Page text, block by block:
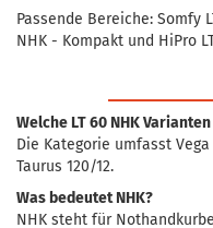
Passende Bereiche: Somfy
NHK - Kompakt und HiPro
Welche LT 60 NHK
Die Kategorie umfasst
Taurus 120/12.
Was bedeutet NHK?
NHK steht für